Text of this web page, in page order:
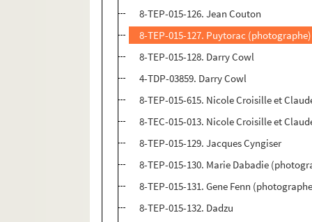
8-TEP-015-126. Jean Couton
8-TEP-015-127. Puytorac
8-TEP-015-128. Darry Cowl
4-TDP-03859. Darry Cowl
8-TEP-015-615. Nicole Croisille et
8-TEC-015-013. Nicole Croisille et
8-TEP-015-129. Jacques Cyngiser
8-TEP-015-130. Marie Dabadie
8-TEP-015-131. Gene Fenn
8-TEP-015-132. Dadzu